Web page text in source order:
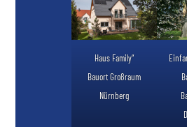
Haus Family“
Bauort Großraum
Nürnberg